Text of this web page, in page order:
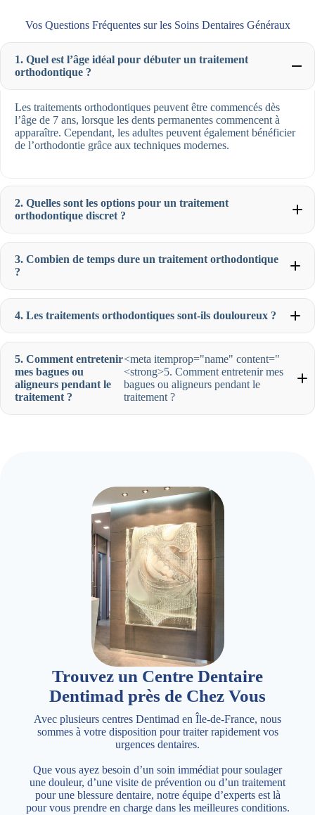
Vos Questions Fréquentes sur les Soins Dentaires Généraux
1. Quel est l’âge idéal pour débuter un traitement
orthodontique ?
Les traitements orthodontiques peuvent être commencés dès
l’âge de 7 ans, lorsque les dents permanentes commencent à
apparaître. Cependant, les adultes peuvent également bénéficier
de l’orthodontie grâce aux techniques modernes.
2. Quelles sont les options pour un traitement
orthodontique discret ?
3. Combien de temps dure un traitement orthodontique
?
4. Les traitements orthodontiques sont-ils douloureux ?
5. Comment entretenir
mes bagues ou
aligneurs pendant le
traitement ?
<meta itemprop="name" content="
<strong>5. Comment entretenir mes
bagues ou aligneurs pendant le
traitement ?
Trouvez un Centre Dentaire
Dentimad près de Chez Vous
Avec plusieurs centres Dentimad en Île-de-France, nous
sommes à votre disposition pour traiter rapidement vos
urgences dentaires.
Que vous ayez besoin d’un soin immédiat pour soulager
une douleur, d’une visite de prévention ou d’un traitement
pour une blessure dentaire, notre équipe d’experts est là
pour vous prendre en charge dans les meilleures conditions.